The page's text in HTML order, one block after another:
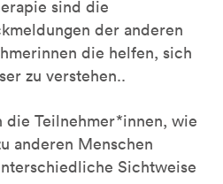
sind die
der anderen
die helfen, sich
zu verstehen..
Teilnehmer*innen, wie
anderen Menschen
Sichtweise